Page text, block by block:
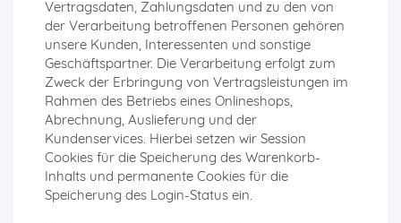
Vertragsdaten, Zahlungsdaten und zu den von
der Verarbeitung betroffenen Personen gehören
unsere Kunden, Interessenten und sonstige
Geschäftspartner. Die Verarbeitung erfolgt zum
Zweck der Erbringung von Vertragsleistungen im
Rahmen des Betriebs eines Onlineshops,
Abrechnung, Auslieferung und der
Kundenservices. Hierbei setzen wir Session
Cookies für die Speicherung des Warenkorb-
Inhalts und permanente Cookies für die
Speicherung des Login-Status ein.